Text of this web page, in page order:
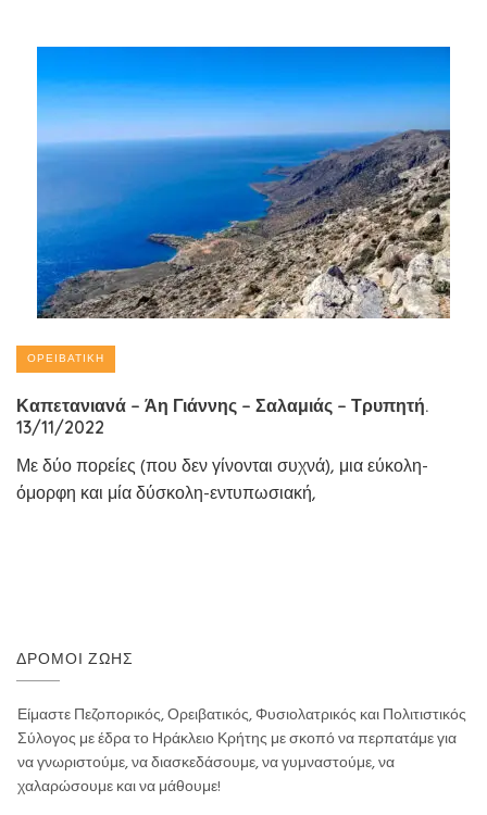
ΟΡΕΙΒΑΤΙΚΉ
Καπετανιανά – Άη Γιάννης – Σαλαμιάς – Τρυπητή.
13/11/2022
Με δύο πορείες (που δεν γίνονται συχνά), μια εύκολη-
όμορφη και μία δύσκολη-εντυπωσιακή,
ΔΡΌΜΟΙ ΖΩΉΣ
Είμαστε Πεζοπορικός, Ορειβατικός, Φυσιολατρικός και Πολιτιστικός
Σύλογος με έδρα το Ηράκλειο Κρήτης με σκοπό να περπατάμε για
να γνωριστούμε, να διασκεδάσουμε, να γυμναστούμε, να
χαλαρώσουμε και να μάθουμε!